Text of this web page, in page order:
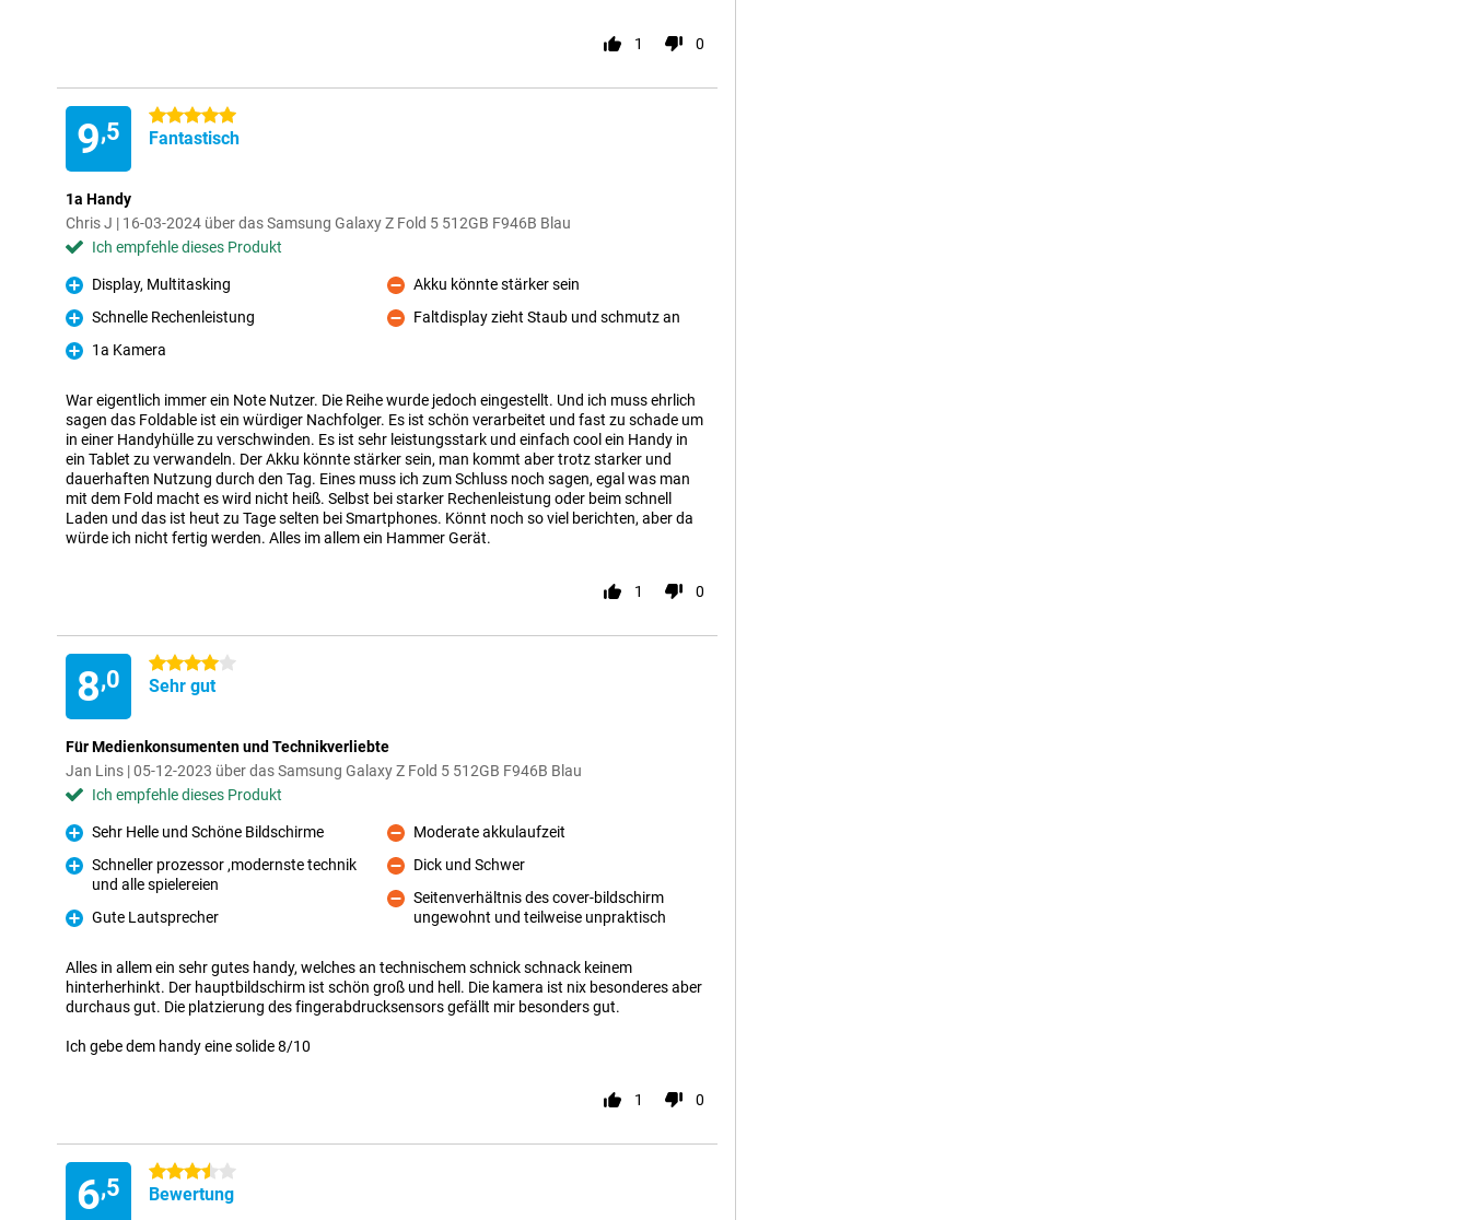
1 0
9,5
5 Sterne
Fantastisch
1a Handy
Chris J | 16-03-2024 über das Samsung Galaxy Z Fold 5 512GB F946B Blau
Ich empfehle dieses Produkt
Pro
Display, Multitasking
Pro
Schnelle Rechenleistung
Pro
1a Kamera
Kontra
Akku könnte stärker sein
Kontra
Faltdisplay zieht Staub und schmutz an
War eigentlich immer ein Note Nutzer. Die Reihe wurde jedoch eingestellt. Und ich muss ehrlich
sagen das Foldable ist ein würdiger Nachfolger. Es ist schön verarbeitet und fast zu schade um
in einer Handyhülle zu verschwinden. Es ist sehr leistungsstark und einfach cool ein Handy in
ein Tablet zu verwandeln. Der Akku könnte stärker sein, man kommt aber trotz starker und
dauerhaften Nutzung durch den Tag. Eines muss ich zum Schluss noch sagen, egal was man
mit dem Fold macht es wird nicht heiß. Selbst bei starker Rechenleistung oder beim schnell
Laden und das ist heut zu Tage selten bei Smartphones. Könnt noch so viel berichten, aber da
würde ich nicht fertig werden. Alles im allem ein Hammer Gerät.
1 0
8,0
4 Sterne
Sehr gut
Für Medienkonsumenten und Technikverliebte
Jan Lins | 05-12-2023 über das Samsung Galaxy Z Fold 5 512GB F946B Blau
Ich empfehle dieses Produkt
Pro
Sehr Helle und Schöne Bildschirme
Schneller prozessor ,modernste technik
und alle spielereien
Pro
Gute Lautsprecher
Kontra
Moderate akkulaufzeit
Kontra
Dick und Schwer
Kontra
Seitenverhältnis des cover-bildschirm
ungewohnt und teilweise unpraktisch
Alles in allem ein sehr gutes handy, welches an technischem schnick schnack keinem
hinterherhinkt. Der hauptbildschirm ist schön groß und hell. Die kamera ist nix besonderes aber
durchaus gut. Die platzierung des fingerabdrucksensors gefällt mir besonders gut.
Ich gebe dem handy eine solide 8/10
1 0
6,5
3.5 Sterne
Bewertung